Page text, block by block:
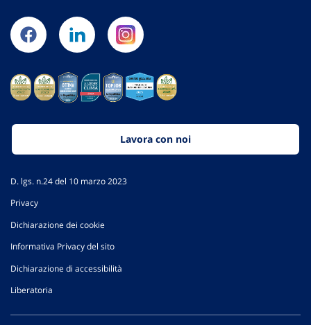
Lavora con noi
D. lgs. n.24 del 10 marzo 2023
Privacy
Dichiarazione dei cookie
Informativa Privacy del sito
Dichiarazione di accessibilità
Liberatoria